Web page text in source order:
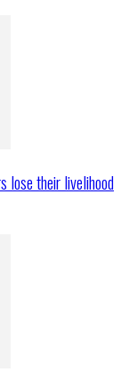
lose their livelihood